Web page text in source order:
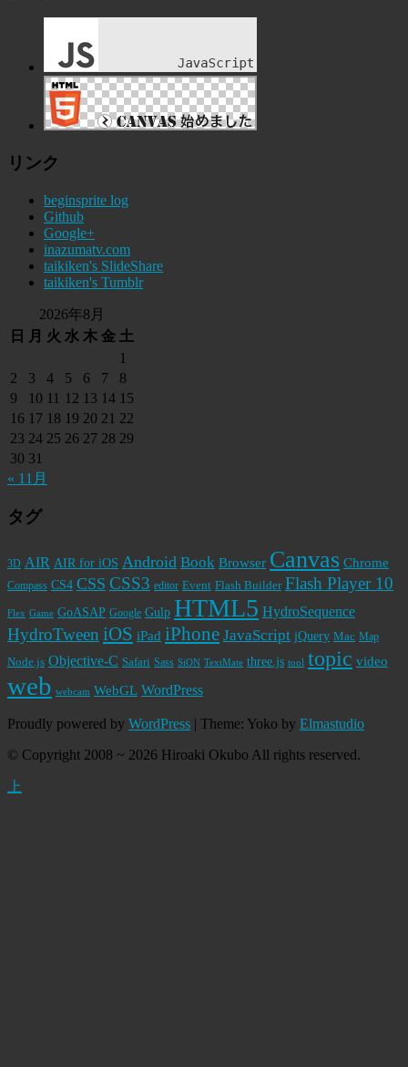
リンク
beginsprite log
Github
Google+
inazumatv.com
taikiken's SlideShare
taikiken's Tumblr
2026年8月
日
月 火 水 木 金 土
1
2
3 4 5 6 7
8
9
10 11 12 13 14 15
16 17 18 19 20 21 22
23 24 25 26 27 28 29
30 31
« 11月
タグ
3D AIR AIR for iOS Android Book Browser Canvas Chrome
Compass CS4 CSS CSS3 editor Event Flash Builder Flash Player 10
Flex Game GoASAP Google Gulp HTML5 HydroSequence
HydroTween iOS iPad iPhone JavaScript jQuery Mac Map
Node.js Objective-C Safari Sass SiON TextMate three.js tool topic video
web webcam WebGL WordPress
Proudly powered by WordPress | Theme: Yoko by Elmastudio
© Copyright 2008 ~ 2026 Hiroaki Okubo All rights reserved.
上